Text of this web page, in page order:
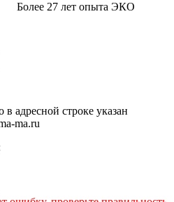
Более 27 лет опыта ЭКО
адресной строке указан
ma.ru